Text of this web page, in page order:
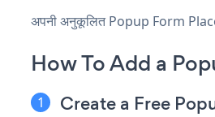
अपनी अनुकूलित Popup Form
How To Add a
Create a Free